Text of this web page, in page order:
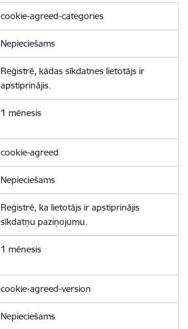
cookie-agreed-categories
Nepieciešams
Reģistrē, kādas sīkdatnes lietotājs ir
apstiprinājis.
1 mēnesis
cookie-agreed
Nepieciešams
Reģistrē, ka lietotājs ir apstiprinājis
sīkdatņu paziņojumu.
1 mēnesis
cookie-agreed-version
Nepieciešams